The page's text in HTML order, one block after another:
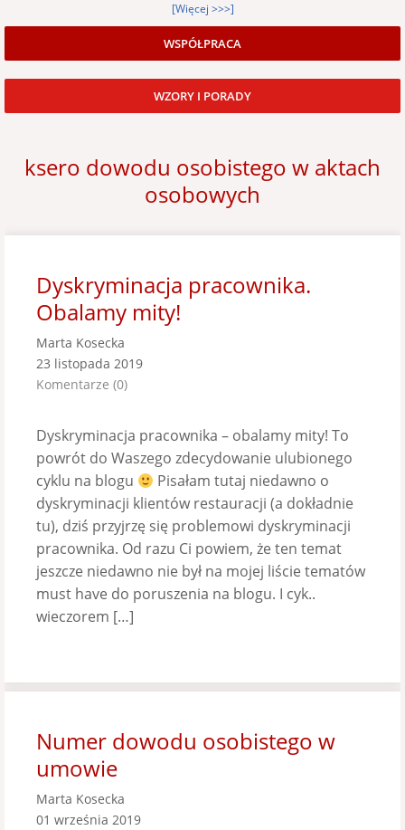
[Więcej >>>]
WSPÓŁPRACA
WZORY I PORADY
ksero dowodu osobistego w aktach
osobowych
Dyskryminacja pracownika.
Obalamy mity!
Marta Kosecka
23 listopada 2019
Komentarze (0)
Dyskryminacja pracownika – obalamy mity! To
powrót do Waszego zdecydowanie ulubionego
cyklu na blogu
Pisałam tutaj niedawno o
dyskryminacji klientów restauracji (a dokładnie
tu), dziś przyjrzę się problemowi dyskryminacji
pracownika. Od razu Ci powiem, że ten temat
jeszcze niedawno nie był na mojej liście tematów
must have do poruszenia na blogu. I cyk..
wieczorem […]
Numer dowodu osobistego w
umowie
Marta Kosecka
01 września 2019